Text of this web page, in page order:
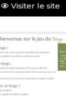
Visiter le site